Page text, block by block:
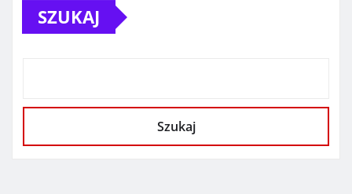
SZUKAJ
Szukaj